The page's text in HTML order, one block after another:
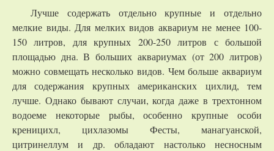
Лучше содержать отдельно крупные и отдельно
мелкие виды. Для мелких видов аквариум не менее 100-
150 литров, для крупных 200-250 литров с большой
площадью дна. В больших аквариумах (от 200 литров)
можно совмещать несколько видов. Чем больше аквариум
для содержания крупных американских цихлид, тем
лучше. Однако бывают случаи, когда даже в трехтонном
водоеме некоторые рыбы, особенно крупные особи
креницихл, цихлазомы Фесты, манагуанской,
цитринеллум и др. обладают настолько несносным